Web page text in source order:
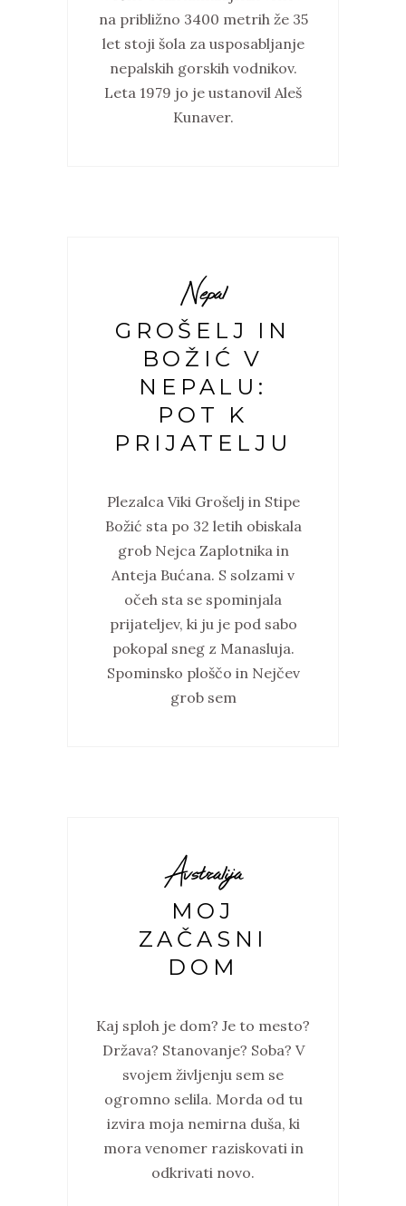
na približno 3400 metrih že 35
let stoji šola za usposabljanje
nepalskih gorskih vodnikov.
Leta 1979 jo je ustanovil Aleš
Kunaver.
Nepal
GROŠELJ IN
BOŽIĆ V
NEPALU:
POT K
PRIJATELJU
Plezalca Viki Grošelj in Stipe
Božić sta po 32 letih obiskala
grob Nejca Zaplotnika in
Anteja Bućana. S solzami v
očeh sta se spominjala
prijateljev, ki ju je pod sabo
pokopal sneg z Manasluja.
Spominsko ploščo in Nejčev
grob sem
Avstralija
MOJ
ZAČASNI
DOM
Kaj sploh je dom? Je to mesto?
Država? Stanovanje? Soba? V
svojem življenju sem se
ogromno selila. Morda od tu
izvira moja nemirna duša, ki
mora venomer raziskovati in
odkrivati novo.